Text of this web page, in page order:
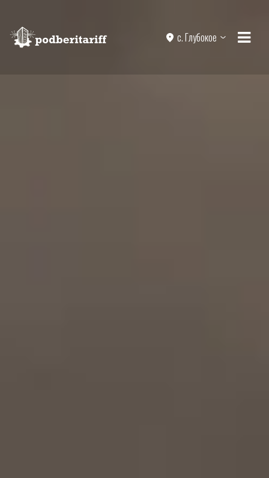
с. Глубокое